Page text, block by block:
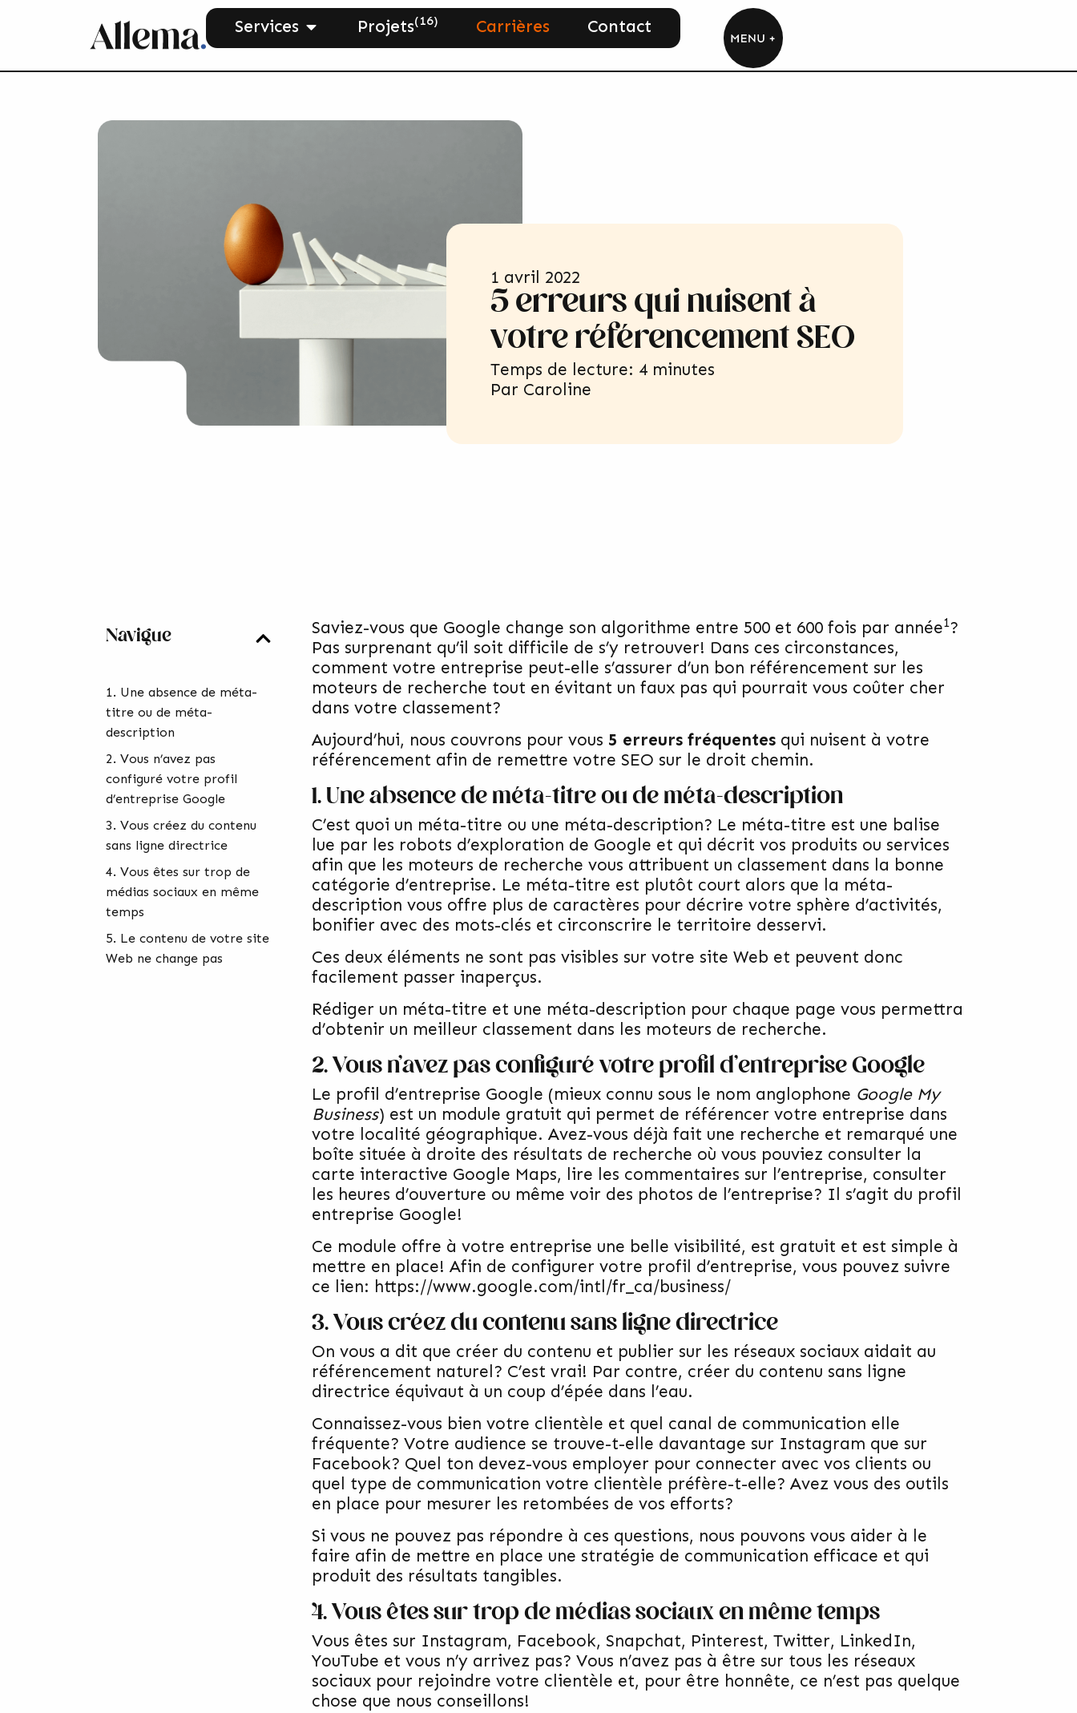
Services Projets(16) Carrières Contact
1 avril 2022
5 erreurs qui nuisent à
votre référencement SEO
Temps de lecture: 4 minutes
Par Caroline
Navigue
1. Une absence de méta-
titre ou de méta-
description
2. Vous n’avez pas
configuré votre profil
d’entreprise Google
3. Vous créez du contenu
sans ligne directrice
4. Vous êtes sur trop de
médias sociaux en même
temps
5. Le contenu de votre site
Web ne change pas
Saviez-vous que Google change son algorithme entre 500 et 600 fois par année1?
Pas surprenant qu’il soit difficile de s’y retrouver! Dans ces circonstances,
comment votre entreprise peut-elle s’assurer d’un bon référencement sur les
moteurs de recherche tout en évitant un faux pas qui pourrait vous coûter cher
dans votre classement?
Aujourd’hui, nous couvrons pour vous 5 erreurs fréquentesqui nuisent à votre
référencement afin de remettre votre SEO sur le droit chemin.
1. Une absence de méta-titre ou de méta-description
C’est quoi un méta-titre ou une méta-description? Le méta-titre est une balise
lue par les robots d’exploration de Google et qui décrit vos produits ou services
afin que les moteurs de recherche vous attribuent un classement dans la bonne
catégorie d’entreprise. Le méta-titre est plutôt court alors que la méta-
description vous offre plus de caractères pour décrire votre sphère d’activités,
bonifier avec des mots-clés et circonscrire le territoire desservi.
Ces deux éléments ne sont pas visibles sur votre site Web et peuvent donc
facilement passer inaperçus.
Rédiger un méta-titre et une méta-description pour chaque page vous permettra
d’obtenir un meilleur classement dans les moteurs de recherche.
2. Vous n’avez pas configuré votre profil d’entreprise Google
Le profil d’entreprise Google (mieux connu sous le nom anglophone Google My
Business) est un module gratuit qui permet de référencer votre entreprise dans
votre localité géographique. Avez-vous déjà fait une recherche et remarqué une
boîte située à droite des résultats de recherche où vous pouviez consulter la
carte interactive Google Maps, lire les commentaires sur l’entreprise, consulter
les heures d’ouverture ou même voir des photos de l’entreprise? Il s’agit du profil
entreprise Google!
Ce module offre à votre entreprise une belle visibilité, est gratuit et est simple à
mettre en place! Afin de configurer votre profil d’entreprise, vous pouvez suivre
ce lien: https://www.google.com/intl/fr_ca/business/
3. Vous créez du contenu sans ligne directrice
On vous a dit que créer du contenu et publier sur les réseaux sociaux aidait au
référencement naturel? C’est vrai! Par contre, créer du contenu sans ligne
directrice équivaut à un coup d’épée dans l’eau.
Connaissez-vous bien votre clientèle et quel canal de communication elle
fréquente? Votre audience se trouve-t-elle davantage sur Instagram que sur
Facebook? Quel ton devez-vous employer pour connecter avec vos clients ou
quel type de communication votre clientèle préfère-t-elle? Avez vous des outils
en place pour mesurer les retombées de vos efforts?
Si vous ne pouvez pas répondre à ces questions, nous pouvons vous aider à le
faire afin de mettre en place une stratégie de communication efficace et qui
produit des résultats tangibles.
4. Vous êtes sur trop de médias sociaux en même temps
Vous êtes sur Instagram, Facebook, Snapchat, Pinterest, Twitter, LinkedIn,
YouTube et vous n’y arrivez pas? Vous n’avez pas à être sur tous les réseaux
sociaux pour rejoindre votre clientèle et, pour être honnête, ce n’est pas quelque
chose que nous conseillons!